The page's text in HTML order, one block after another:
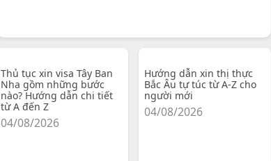
Thủ tục xin visa Tây Ban
Nha gồm những bước
nào? Hướng dẫn chi tiết
từ A đến Z
04/08/2026
Hướng dẫn xin thị thực
Bắc Âu tự túc từ A-Z cho
người mới
04/08/2026